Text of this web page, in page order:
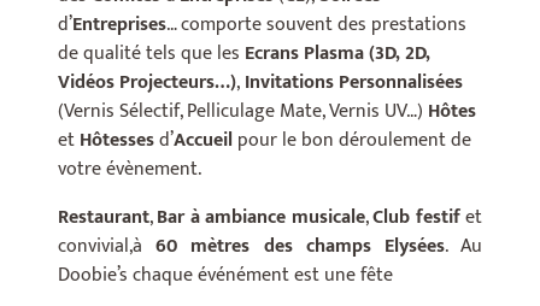
d’Entreprises… comporte souvent des prestations
de qualité tels que les Ecrans Plasma (3D, 2D,
Vidéos Projecteurs…),Invitations Personnalisées
(Vernis Sélectif, Pelliculage Mate, Vernis UV…) Hôtes
etHôtessesd’Accueilpour le bon déroulement de
votre évènement.
Restaurant,Bar à ambiance musicale,Club festifet
convivial,à60 mètres des champs Elysées. Au
Doobie’s chaque événément est une fête